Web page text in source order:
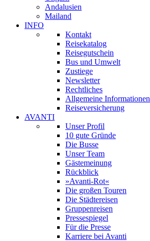
Andalusien
Mailand
INFO
Kontakt
Reisekatalog
Reisegutschein
Bus und Umwelt
Zustiege
Newsletter
Rechtliches
Allgemeine Informationen
Reiseversicherung
AVANTI
Unser Profil
10 gute Gründe
Die Busse
Unser Team
Gästemeinung
Rückblick
»Avanti-Rot«
Die großen Touren
Die Städtereisen
Gruppenreisen
Pressespiegel
Für die Presse
Karriere bei Avanti